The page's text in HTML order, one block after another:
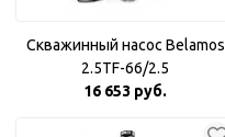
Скважинный насос Belamos
2.5TF-66/2.5
16 653 руб.